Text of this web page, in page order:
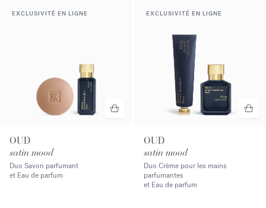
EXCLUSIVITÉ EN LIGNE
OUD
satin mood
Duo Savon parfumant
et Eau de parfum
EXCLUSIVITÉ EN LIGNE
OUD
satin mood
Duo Crème pour les mains
parfumantes
et Eau de parfum